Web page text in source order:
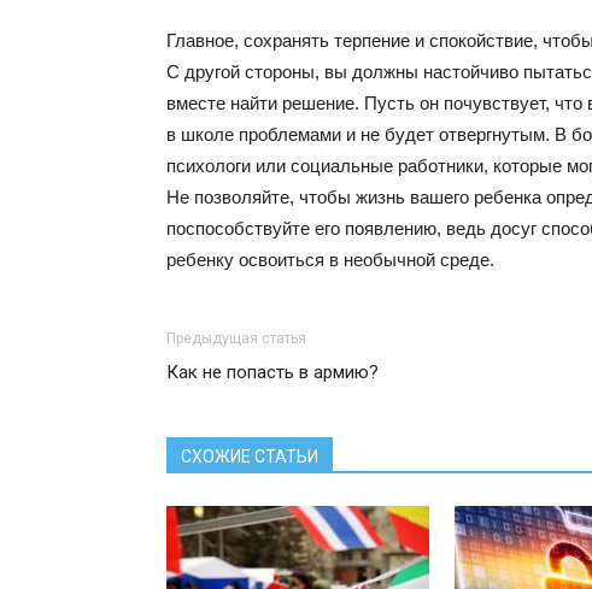
Главное, сохранять терпение и спокойствие,
С другой стороны, вы должны настойчиво
вместе найти решение. Пусть он почувствует,
в школе проблемами и не будет отвергнутым. В
психологи или социальные работники, которые
Не позволяйте, чтобы жизнь вашего ребенка
поспособствуйте его появлению, ведь досуг
ребенку освоиться в необычной среде.
Предыдущая статья
Как не попасть в армию?
СХОЖИЕ СТАТЬИ